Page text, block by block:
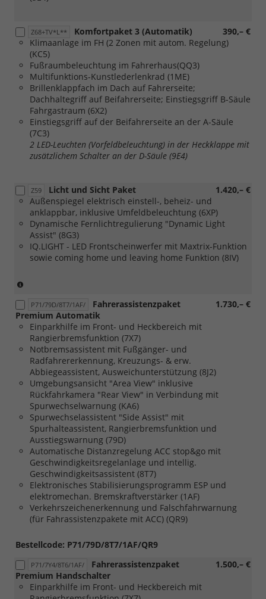
glanzgedreht
oder
[53N]
Leichtmetallräder
"Indianapolis"
in
Schwarz,
Oberfläche
glanzgedreht
oder
[53P]
Leichtmetallräder
Anthrazit,
Oberfläche
glanzgedreht
und
[Z45]
Fahrerhaus
Sitzpaket
PanAmericana"
mit
Einzelsitzen
und
Sitzheizung
oder
[Z46]
Fahrerhaus
Sitzpaket
37
in
"Stoff
PanAmericana"
mit
Beifahrerdoppelsitzbank
und
Sitzheizung
und
[4ZH]
Einstiegleiste
Metall,
mit
Schriftzug
"PanAmericana"
Z68+TV*L** 390,– €
Komfortpaket 3 (Automatik)
Klimaanlage im FH (2 Zonen mit autom. Regelung)
(KC5)
Fußraumbeleuchtung im Fahrerhaus(QQ3)
Multifunktions-Kunstlederlenkrad (1ME)
Brillenklappfach im Dach auf Fahrerseite;
Dachhaltegriff auf Beifahrerseite; Einstiegsgriff B-Säule
Fahrgastraum (6X2)
Einstiegsgriff auf der Beifahrerseite an der A-Säule
(7C3)
2 LED-Leuchten (Vorfeldbeleuchtung) in der Heckklappe mit
zusätzlichem Schalter an der D-Säule (9E4)
Z59 1.420,– €
Licht und Sicht Paket
Außenspiegel elektrisch einstell-, beheiz- und
anklappbar, inklusive Umfeldbeleuchtung (6XP)
Dynamische Fernlichtregulierung "Dynamic Light
Assist" (8G3)
IQ.LIGHT - LED Frontscheinwerfer mit Maxtrix-Funktion
sowie coming home und leaving home Funktion (8IV)
Verbindung
mit
[Z66]
Komfortpaket
2)
P71/79D/8T7/1AF/ 1.730,– €
Fahrerassistenzpaket
Premium Automatik
Einparkhilfe im Front- und Heckbereich mit
Rangierbremsfunktion (7X7)
Notbremsassistent mit Fußgänger- und
Radfahrererkennung, Kreuzungs- & erw.
Abbiegeassistent, Ausweichunterstützung (8J2)
Umgebungsansicht "Area View" inklusive
Rückfahrkamera "Rear View" in Verbindung mit
Spurwechselwarnung (KA6)
Spurwechselassistent "Side Assist" mit
Spurhalteassistent, Rangierbremsfunktion und
Ausstiegswarnung (79D)
Automatische Distanzregelung ACC stop&go mit
Geschwindigkeitsregelanlage und intellig.
Geschwindigkeitsassistent (8T7)
Elektronisches Stabilisierungsprogramm ESP und
elektromechan. Bremskraftverstärker (1AF)
Verkehrszeichenerkennung und Falschfahrwarnung
(für Fahrassistenzpakete mit ACC) (QR9)
Bestellcode: P71/79D/8T7/1AF/QR9
P71/7Y4/8T6/1AF/ 1.500,– €
Fahrerassistenzpaket
Premium Handschalter
Einparkhilfe im Front- und Heckbereich mit